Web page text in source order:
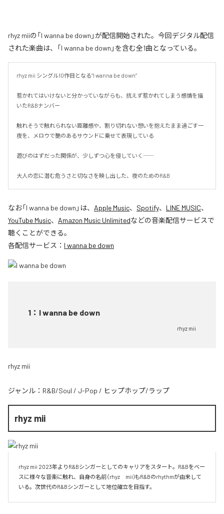
rhyz miiの「I wanna be down」が配信開始された。今回デジタル配信
された楽曲は、「I wanna be down」を含む全1曲となっている。
rhyz mii シングル10作目となる”I wanna be down”
惹かれてはいけないと分かっていながらも、抗えず惹かれてしまう感情を描
いたR&Bナンバー
触れそうで触れられない距離感や、割り切れない想いを抱えたまま過ごす一
夜を、メロウで艶のあるサウンドに乗せて表現している
遊びのはずだった関係が、少しずつ心を侵していく――
大人の恋に潜む危うさと切なさを映し出した、夜のためのR&B
なお「I wanna be down 」は、 Apple Music、 Spotify、 LINE MUSIC、
YouTube Music、 Amazon Music Unlimitedなどの音楽配信サービスで
聴くことができる。
各配信サービス： I wanna be down
1 ： I wanna be down
rhyz mii
rhyz mii
ジャンル： R&B/Soul / J-Pop / ヒップホップ/ラップ
rhyz mii
rhyz mii 2023年よりR&Bシンガーとしてのキャリアをスタート。R&Bをベー
スに様々な音楽に触れ、自身の名前（rhyz　mii)もR&Bのrhythmが由来して
いる。次世代のR&Bシンガーとして地位確立を目指す。